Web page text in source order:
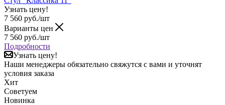
Узнать цену!
7 560 руб./шт
Варианты цен
7 560 руб./шт
Подробности
Узнать цену!
Наши менеджеры обязательно свяжутся с вами и уточнят
условия заказа
Хит
Советуем
Новинка